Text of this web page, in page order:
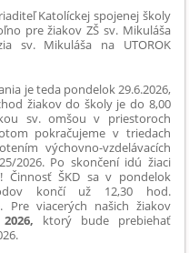
Katolíckej spojenej školy
pre žiakov ZŠ sv. Mikuláša
sv. Mikuláša na UTOROK
je teda pondelok 29.6.2026,
žiakov do školy je do 8,00
sv. omšou v priestoroch
pokračujeme v triedach
výchovno-vzdelávacích
2026. Po skončení idú žiaci
Činnosť ŠKD sa v pondelok
končí už 12,30 hod.
Pre viacerých našich žiakov
ktorý bude prebiehať